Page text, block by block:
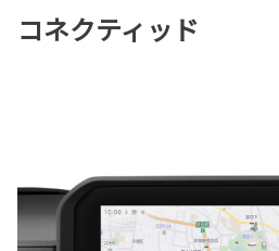
コネクティッド